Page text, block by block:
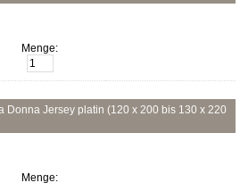
Menge:
Donna Jersey platin (120 x 200 bis 130 x 220
Menge: